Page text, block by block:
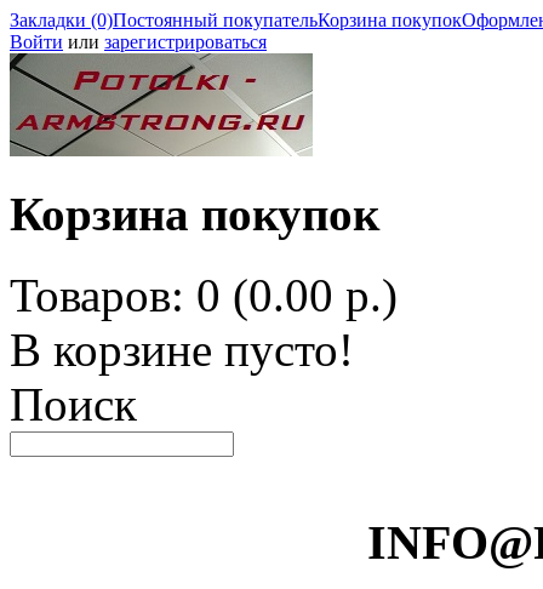
Закладки (0)Постоянный покупательКорзина покупок
Войти или зарегистрироваться
Корзина покупок
Товаров: 0 (0.00 р.)
В корзине пусто!
Поиск